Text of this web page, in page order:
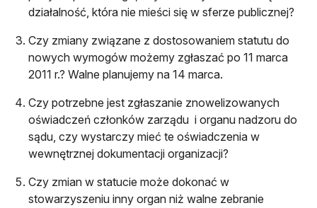
działalność, która nie mieści się w sferze publicznej?
Czy zmiany związane z dostosowaniem statutu do
nowych wymogów możemy zgłaszać po 11 marca
2011 r.? Walne planujemy na 14 marca.
Czy potrzebne jest zgłaszanie znowelizowanych
oświadczeń członków zarządu i organu nadzoru do
sądu, czy wystarczy mieć te oświadczenia w
wewnętrznej dokumentacji organizacji?
Czy zmian w statucie może dokonać w
stowarzyszeniu inny organ niż walne zebranie